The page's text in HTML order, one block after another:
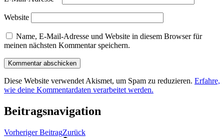
Website
Name, E-Mail-Adresse und Website in diesem Browser für
meinen nächsten Kommentar speichern.
Diese Website verwendet Akismet, um Spam zu reduzieren. Erfahre,
wie deine Kommentardaten verarbeitet werden.
Beitragsnavigation
Vorheriger BeitragZurück